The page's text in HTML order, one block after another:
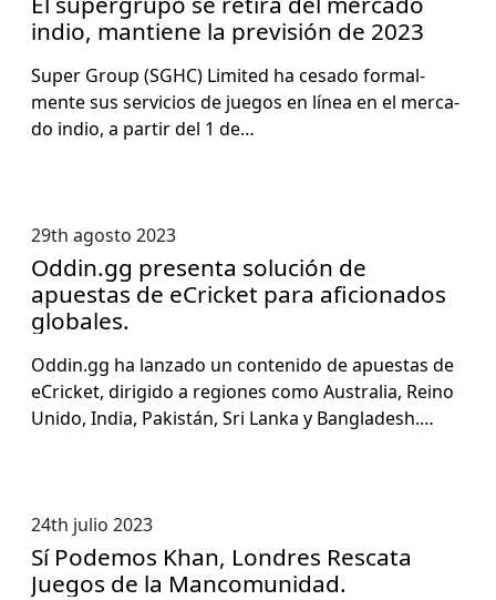
indio, mantiene la previsión de 2023
Super Group (SGHC) Lim­it­ed ha cesa­do for­mal­
mente sus ser­vi­cios de jue­gos en línea en el mer­ca­
do indio, a par­tir del 1 de…
29th agosto 2023
Oddin.gg presenta solución de
apuestas de eCricket para aficionados
globales.
Oddin.gg ha lan­za­do un con­tenido de apues­tas de
eCrick­et, dirigi­do a regiones como Aus­tralia, Reino
Unido, India, Pak­istán, Sri Lan­ka y Bangladesh.…
24th julio 2023
Sí Podemos Khan, Londres Rescata
Juegos de la Mancomunidad.